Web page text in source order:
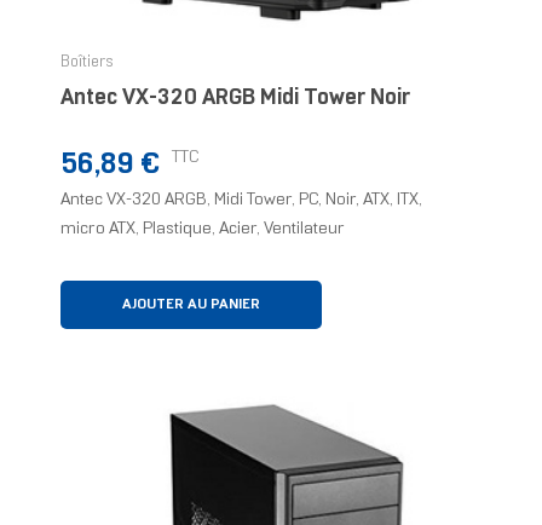
Boîtiers
Antec VX-320 ARGB Midi Tower Noir
Prix
56,89 € TTC
Antec VX-320 ARGB, Midi Tower, PC, Noir, ATX, ITX,
micro ATX, Plastique, Acier, Ventilateur
AJOUTER AU PANIER